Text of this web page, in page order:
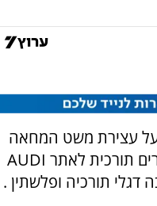
על עצירת משט המחאה
ע"י חיל הים, פרצה קבוצת האקרים תורכית לאתר AUDI
תורכיה ופלשתין .